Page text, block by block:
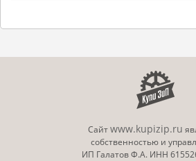
Сайтwww.kupizip.ru
собственностью и
ИП Галатов Ф.А. ИНН